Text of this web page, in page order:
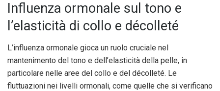
Influenza ormonale sul tono e
l’elasticità di collo e décolleté
L’influenza ormonale gioca un ruolo cruciale nel
mantenimento del tono e dell’elasticità della pelle, in
particolare nelle aree del collo e del décolleté. Le
fluttuazioni nei livelli ormonali, come quelle che si verificano